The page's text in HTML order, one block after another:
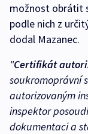
možnost obrátit
podle nich z
dodal Mazanec.
"Certifikát
soukromoprávní
autorizovaným
inspektor
dokumentaci a